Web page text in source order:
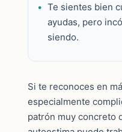
Te sientes bien
ayudas, pero
siendo.
Si te reconoces en
especialmente
patrón muy concreto